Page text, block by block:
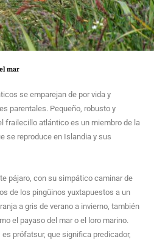
mar
se emparejan de por vida y
parentales. Pequeño, robusto y
frailecillo atlántico es un miembro de la
se reproduce en Islandia y sus
pájaro, con su simpático caminar de
de los pingüinos yuxtapuestos a un
a gris de verano a invierno, también
el payaso del mar o el loro marino.
prófatsur, que significa predicador,